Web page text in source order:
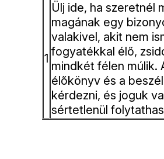
1
Ülj ide, ha szeretnél
magának egy
valakivel, akit nem
fogyatékkal élő,
mindkét félen múlik.
élőkönyv és a
kérdezni, és joguk
sértetlenül